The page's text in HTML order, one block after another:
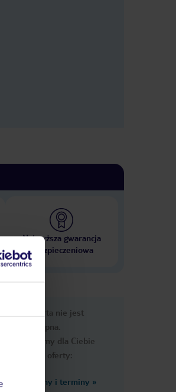
Najwyższa gwarancja
ubezpieczeniowa
Ups, ta oferta nie jest
dostępna.
dla Ciebie
podobne oferty:
inne ceny i terminy »